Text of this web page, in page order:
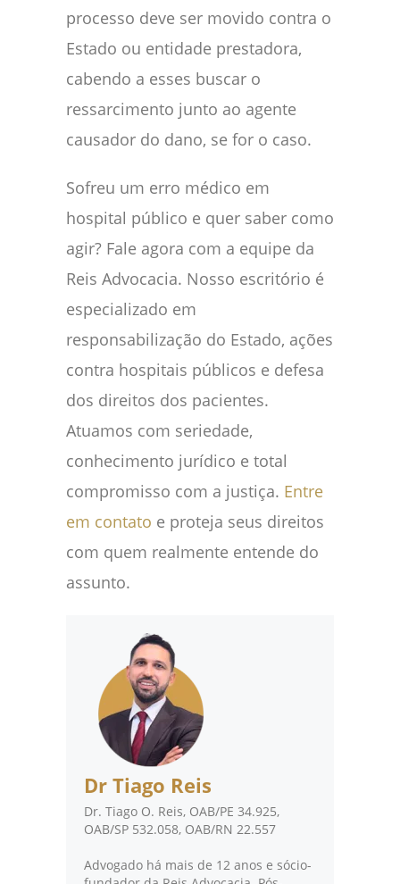
processo deve ser movido contra o
Estado ou entidade prestadora,
cabendo a esses buscar o
ressarcimento junto ao agente
causador do dano, se for o caso.
Sofreu um erro médico em
hospital público e quer saber como
agir? Fale agora com a equipe da
Reis Advocacia. Nosso escritório é
especializado em
responsabilização do Estado, ações
contra hospitais públicos e defesa
dos direitos dos pacientes.
Atuamos com seriedade,
conhecimento jurídico e total
compromisso com a justiça. Entre
em contato e proteja seus direitos
com quem realmente entende do
assunto.
Dr Tiago Reis
Dr. Tiago O. Reis, OAB/PE 34.925,
OAB/SP 532.058, OAB/RN 22.557
Advogado há mais de 12 anos e sócio-